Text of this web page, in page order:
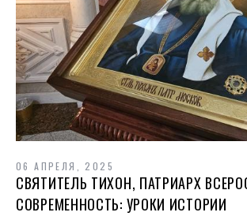
06 АПРЕЛЯ, 2025
СВЯТИТЕЛЬ ТИХОН, ПАТРИАРХ
СОВРЕМЕННОСТЬ: УРОКИ ИСТОРИИ